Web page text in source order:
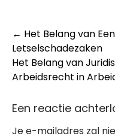
Post
navigation
← Het Belang van
Letselschadezaken
Het Belang van
Arbeidsrecht in
Een reactie
Je e-mailadres zal